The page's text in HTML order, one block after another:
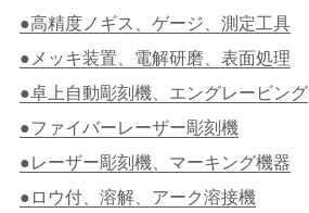
●高精度ノギス、ゲージ、測定工具
●メッキ装置、電解研磨、表面処理
●卓上自動彫刻機、エングレービング
●ファイバーレーザー彫刻機
●レーザー彫刻機、マーキング機器
●ロウ付、溶解、アーク溶接機